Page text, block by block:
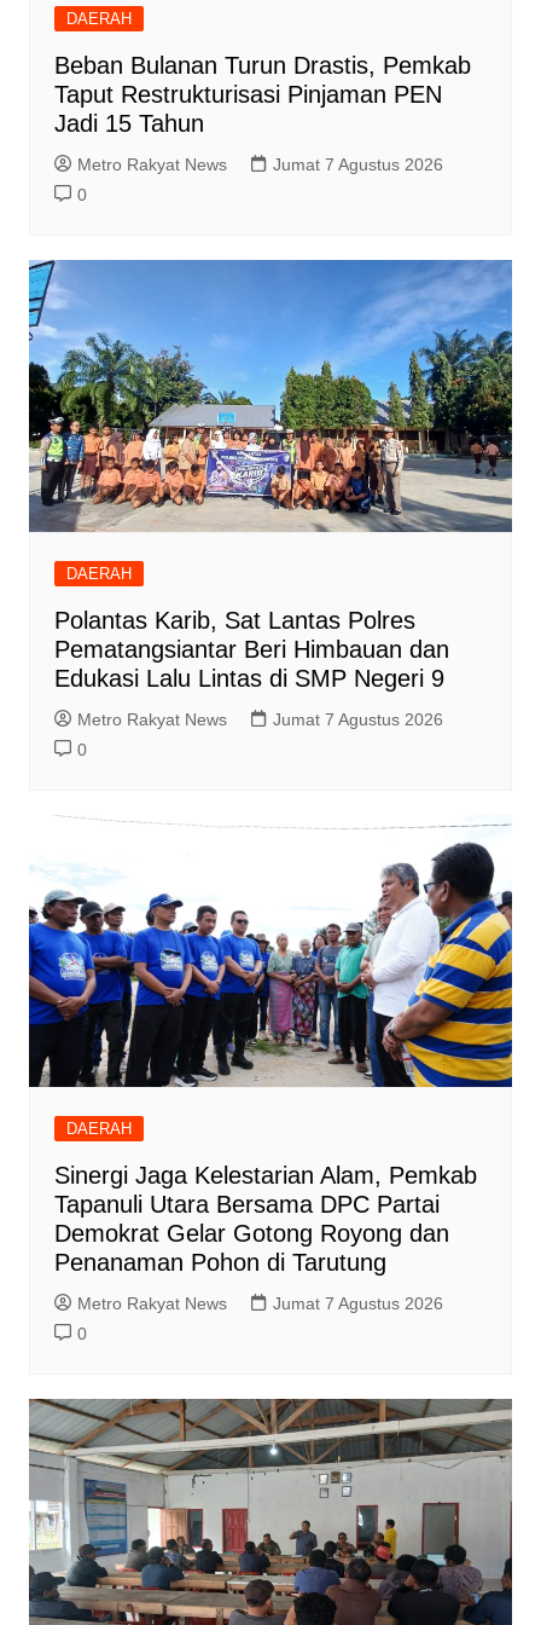
DAERAH
Beban Bulanan Turun Drastis, Pemkab
Taput Restrukturisasi Pinjaman PEN
Jadi 15 Tahun‎
Metro Rakyat News
Jumat 7 Agustus 2026
0
DAERAH
Polantas Karib, Sat Lantas Polres
Pematangsiantar Beri Himbauan dan
Edukasi Lalu Lintas di SMP Negeri 9
Metro Rakyat News
Jumat 7 Agustus 2026
0
DAERAH
‎Sinergi Jaga Kelestarian Alam, Pemkab
Tapanuli Utara Bersama DPC Partai
Demokrat Gelar Gotong Royong dan
Penanaman Pohon di Tarutung
Metro Rakyat News
Jumat 7 Agustus 2026
0